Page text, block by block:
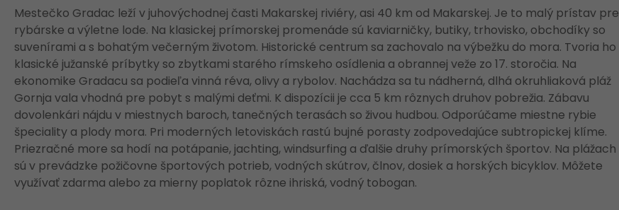
Mestečko Gradac leží v juhovýchodnej časti Makarskej riviéry, asi 40 km od Makarskej. Je to malý prístav pre
rybárske a výletne lode. Na klasickej prímorskej promenáde sú kaviarničky, butiky, trhovisko, obchodíky so
suvenírami a s bohatým večerným životom. Historické centrum sa zachovalo na výbežku do mora. Tvoria ho
klasické južanské príbytky so zbytkami starého rímskeho osídlenia a obrannej veže zo 17. storočia. Na
ekonomike Gradacu sa podieľa vinná réva, olivy a rybolov. Nachádza sa tu nádherná, dlhá okruhliaková pláž
Gornja vala vhodná pre pobyt s malými deťmi. K dispozícii je cca 5 km rôznych druhov pobrežia. Zábavu
dovolenkári nájdu v miestnych baroch, tanečných terasách so živou hudbou. Odporúčame miestne rybie
špeciality a plody mora. Pri moderných letoviskách rastú bujné porasty zodpovedajúce subtropickej klíme.
Priezračné more sa hodí na potápanie, jachting, windsurfing a ďalšie druhy prímorských športov. Na plážach
sú v prevádzke požičovne športových potrieb, vodných skútrov, člnov, dosiek a horských bicyklov. Môžete
využívať zdarma alebo za mierny poplatok rôzne ihriská, vodný tobogan.